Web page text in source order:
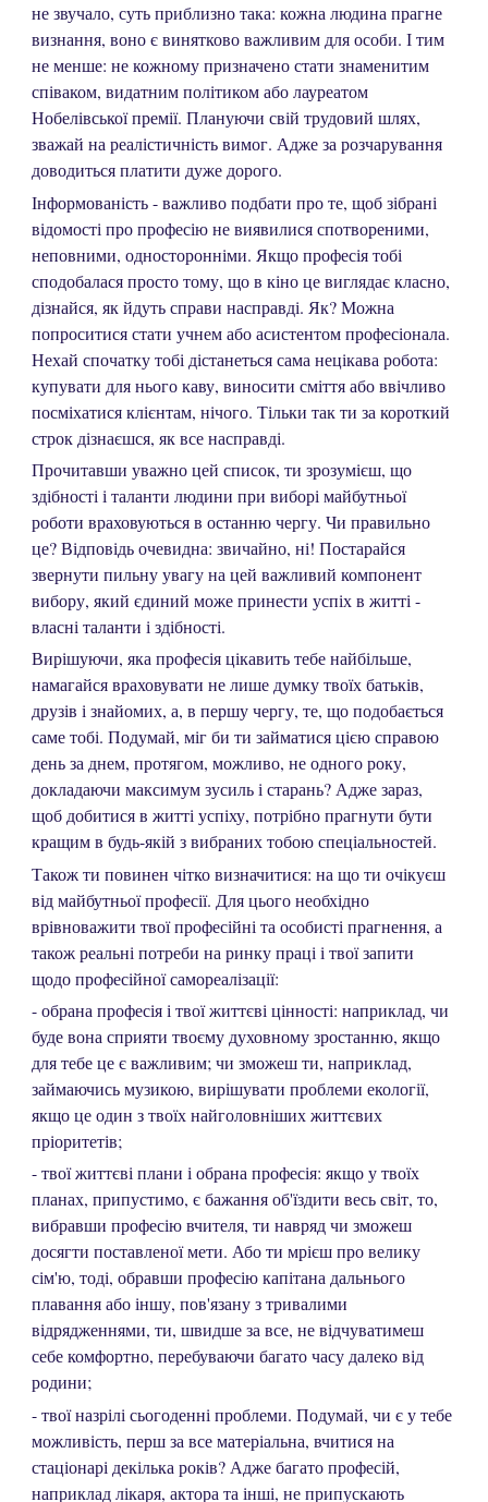
не звучало, суть приблизно така: кожна людина прагне
визнання, воно є винятково важливим для особи. І тим
не менше: не кожному призначено стати знаменитим
співаком, видатним політиком або лауреатом
Нобелівської премії. Плануючи свій трудовий шлях,
зважай на реалістичність вимог. Адже за розчарування
доводиться платити дуже дорого.
Інформованість - важливо подбати про те, щоб зібрані
відомості про професію не виявилися спотвореними,
неповними, односторонніми. Якщо професія тобі
сподобалася просто тому, що в кіно це виглядає класно,
дізнайся, як йдуть справи насправді. Як? Можна
попроситися стати учнем або асистентом професіонала.
Нехай спочатку тобі дістанеться сама нецікава робота:
купувати для нього каву, виносити сміття або ввічливо
посміхатися клієнтам, нічого. Тільки так ти за короткий
строк дізнаєшся, як все насправді.
Прочитавши уважно цей список, ти зрозумієш, що
здібності і таланти людини при виборі майбутньої
роботи враховуються в останню чергу. Чи правильно
це? Відповідь очевидна: звичайно, ні! Постарайся
звернути пильну увагу на цей важливий компонент
вибору, який єдиний може принести успіх в житті -
власні таланти і здібності.
Вирішуючи, яка професія цікавить тебе найбільше,
намагайся враховувати не лише думку твоїх батьків,
друзів і знайомих, а, в першу чергу, те, що подобається
саме тобі. Подумай, міг би ти займатися цією справою
день за днем, протягом, можливо, не одного року,
докладаючи максимум зусиль і старань? Адже зараз,
щоб добитися в житті успіху, потрібно прагнути бути
кращим в будь-якій з вибраних тобою спеціальностей.
Також ти повинен чітко визначитися: на що ти очікуєш
від майбутньої професії. Для цього необхідно
врівноважити твої професійні та особисті прагнення, а
також реальні потреби на ринку праці і твої запити
щодо професійної самореалізації:
- обрана професія і твої життєві цінності: наприклад, чи
буде вона сприяти твоєму духовному зростанню, якщо
для тебе це є важливим; чи зможеш ти, наприклад,
займаючись музикою, вирішувати проблеми екології,
якщо це один з твоїх найголовніших життєвих
пріоритетів;
- твої життєві плани і обрана професія: якщо у твоїх
планах, припустимо, є бажання об'їздити весь світ, то,
вибравши професію вчителя, ти навряд чи зможеш
досягти поставленої мети. Або ти мрієш про велику
сім'ю, тоді, обравши професію капітана дальнього
плавання або іншу, пов'язану з тривалими
відрядженнями, ти, швидше за все, не відчуватимеш
себе комфортно, перебуваючи багато часу далеко від
родини;
- твої назрілі сьогоденні проблеми. Подумай, чи є у тебе
можливість, перш за все матеріальна, вчитися на
стаціонарі декілька років? Адже багато професій,
наприклад лікаря, актора та інші, не припускають